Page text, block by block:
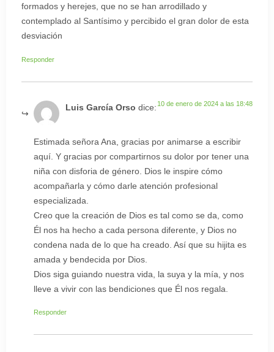
formados y herejes, que no se han arrodillado y
contemplado al Santísimo y percibido el gran dolor de esta
desviación
Responder
Luis García Orso dice: 10 de enero de 2024 a las 18:48
Estimada señora Ana, gracias por animarse a escribir
aquí. Y gracias por compartirnos su dolor por tener una
niña con disforia de género. Dios le inspire cómo
acompañarla y cómo darle atención profesional
especializada.
Creo que la creación de Dios es tal como se da, como
Él nos ha hecho a cada persona diferente, y Dios no
condena nada de lo que ha creado. Así que su hijita es
amada y bendecida por Dios.
Dios siga guiando nuestra vida, la suya y la mía, y nos
lleve a vivir con las bendiciones que Él nos regala.
Responder